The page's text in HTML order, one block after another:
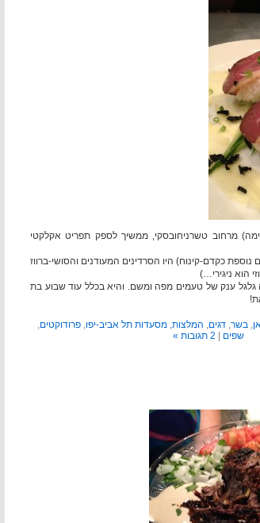
מרחוב טשרניחובסקי, ממשיך לספק תפריט אקלקטי
כקדם-קינוח) היו הסרדינים המעודנים והסושי-ברווז
הוא ניגירי…)
ענק של טעמים מפה ומשם. והיא בכלל עוד שבוע בת
, בשר, דגים, המלצות, מסעדות תל אביב-יפו, פרודוקטים,
שפים
2 תגובות »